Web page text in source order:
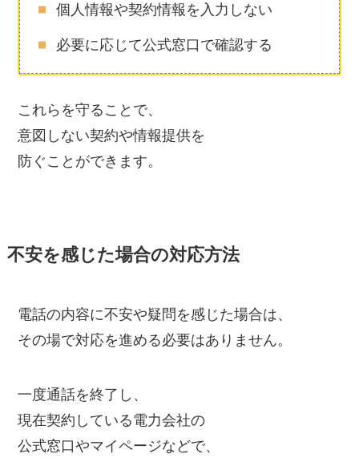
個人情報や契約情報を入力しない
必要に応じて公式窓口で確認する
これらを守ることで、
意図しない契約や情報提供を
防ぐことができます。
不安を感じた場合の対応方法
電話の内容に不安や疑問を感じた場合は、
その場で対応を進める必要はありません。
一度通話を終了し、
現在契約している電力会社の
公式窓口やマイページなどで、